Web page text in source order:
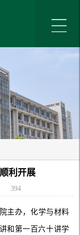
利开展
394
主办，化学与材料
和第一百六十讲学